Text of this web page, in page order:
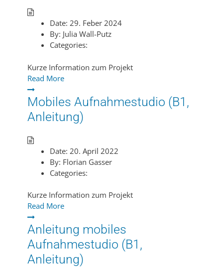
Date: 29. Feber 2024
By: Julia Wall-Putz
Categories:
Kurze Information zum Projekt
Read More
Mobiles Aufnahmestudio (B1,
Anleitung)
Date: 20. April 2022
By: Florian Gasser
Categories:
Kurze Information zum Projekt
Read More
Anleitung mobiles
Aufnahmestudio (B1,
Anleitung)